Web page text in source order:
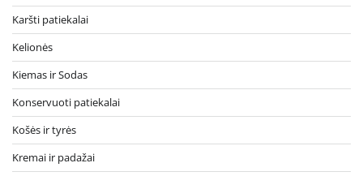
Karšti patiekalai
Kelionės
Kiemas ir Sodas
Konservuoti patiekalai
Košės ir tyrės
Kremai ir padažai